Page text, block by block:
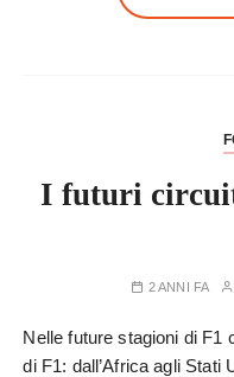
I futuri
2 ANNI FA
Nelle future stagioni di F1
di F1: dall’Africa agli Stati